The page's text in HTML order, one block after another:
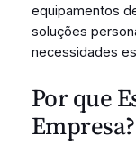
equipamentos
soluções
necessidades
Por que
Empresa?